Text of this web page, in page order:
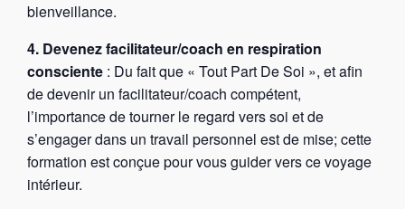
bienveillance.
4. Devenez facilitateur/coach en respiration
consciente : Du fait que « Tout Part De Soi », et afin
de devenir un facilitateur/coach compétent,
l’importance de tourner le regard vers soi et de
s’engager dans un travail personnel est de mise; cette
formation est conçue pour vous guider vers ce voyage
intérieur.